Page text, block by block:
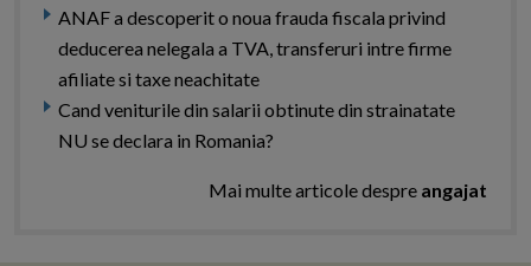
ANAF a descoperit o noua frauda fiscala privind
deducerea nelegala a TVA, transferuri intre firme
afiliate si taxe neachitate
Cand veniturile din salarii obtinute din strainatate
NU se declara in Romania?
Mai multe articole despre angajat